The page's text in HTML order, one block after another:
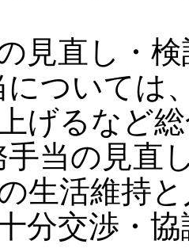
見直し・
については
げるなど
手当の見直
生活維持
分交渉・